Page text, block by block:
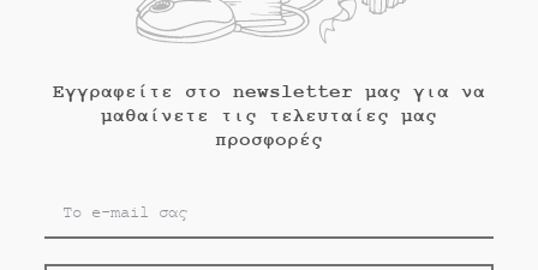
Εγγραφείτε στο newsletter μας για να
μαθαίνετε τις τελευταίες μας
προσφορές